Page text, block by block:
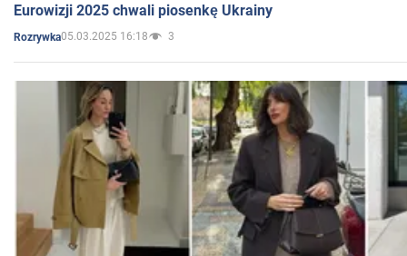
Eurowizji 2025 chwali piosenkę Ukrainy
Rozrywka05.03.2025 16:18 3